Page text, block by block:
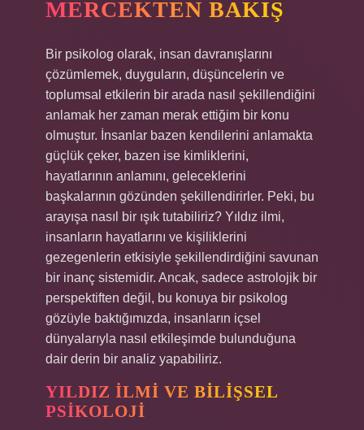
MERCEKTEN BAKIŞ
Bir psikolog olarak, insan davranışlarını
çözümlemek, duyguların, düşüncelerin ve
toplumsal etkilerin bir arada nasıl şekillendiğini
anlamak her zaman merak ettiğim bir konu
olmuştur. İnsanlar bazen kendilerini anlamakta
güçlük çeker, bazen ise kimliklerini,
hayatlarının anlamını, geleceklerini
başkalarının gözünden şekillendirirler. Peki, bu
arayışa nasıl bir ışık tutabiliriz? Yıldız ilmi,
insanların hayatlarını ve kişiliklerini
gezegenlerin etkisiyle şekillendirdiğini savunan
bir inanç sistemidir. Ancak, sadece astrolojik bir
perspektiften değil, bu konuya bir psikolog
gözüyle baktığımızda, insanların içsel
dünyalarıyla nasıl etkileşimde bulunduğuna
dair derin bir analiz yapabiliriz.
YILDIZ İLMI VE BILIŞSEL
PSIKOLOJI